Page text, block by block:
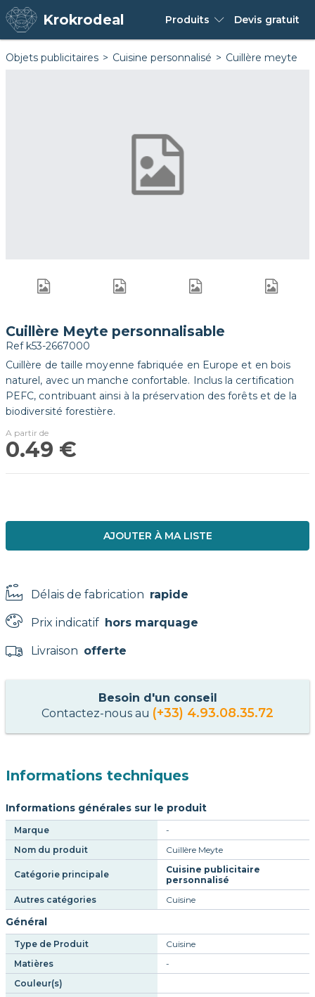
Krokrodeal Produits Devis gratuit
Objets publicitaires Cuisine personnalisé Cuillère meyte
Cuillère Meyte personnalisable
Ref k53-2667000
Cuillère de taille moyenne fabriquée en Europe et en bois
naturel, avec un manche confortable. Inclus la certification
PEFC, contribuant ainsi à la préservation des forêts et de la
biodiversité forestière.
0.49 €
AJOUTER À MA LISTE
Délais de fabrication rapide
Prix indicatif hors marquage
Livraison offerte
Besoin d'un conseil
Contactez-nous au (+33) 4.93.08.35.72
Informations techniques
Informations générales sur le produit
Marque
-
Nom du produit
Cuillère Meyte
Catégorie principale
Cuisine publicitaire
personnalisé
Autres catégories
Cuisine
Général
Type de Produit
Cuisine
Matières
-
Couleur(s)